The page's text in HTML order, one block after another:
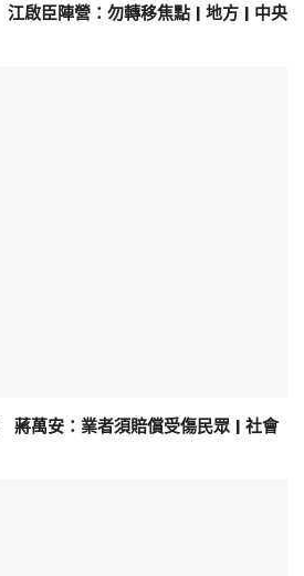
啟臣陣營：勿轉移焦點 | 地方 | 中央
萬安：業者須賠償受傷民眾 | 社會